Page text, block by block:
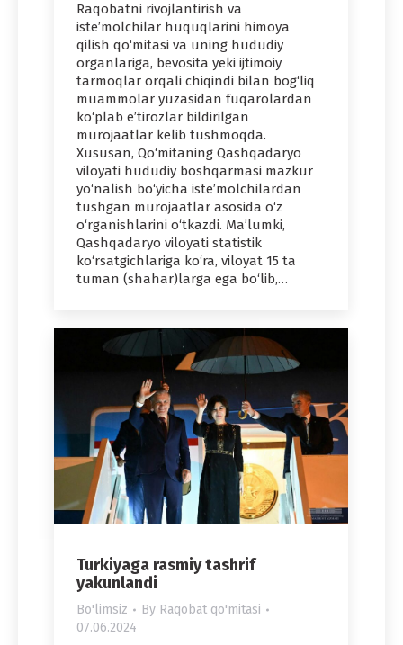
Raqobatni rivojlantirish va
iste’molchilar huquqlarini himoya
qilish qo‘mitasi va uning hududiy
organlariga, bevosita yeki ijtimoiy
tarmoqlar orqali chiqindi bilan bog‘liq
muammolar yuzasidan fuqarolardan
ko‘plab e’tirozlar bildirilgan
murojaatlar kelib tushmoqda.
Xususan, Qo‘mitaning Qashqadaryo
viloyati hududiy boshqarmasi mazkur
yo‘nalish bo‘yicha iste’molchilardan
tushgan murojaatlar asosida o‘z
o‘rganishlarini o‘tkazdi. Ma’lumki,
Qashqadaryo viloyati statistik
ko‘rsatgichlariga ko‘ra, viloyat 15 ta
tuman (shahar)larga ega bo‘lib,…
Turkiyaga rasmiy tashrif
yakunlandi
Bo'limsiz By Raqobat qo'mitasi
07.06.2024